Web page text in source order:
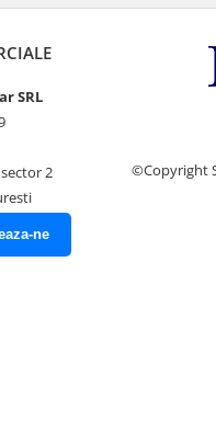
SRL
2
ne
©Copyright